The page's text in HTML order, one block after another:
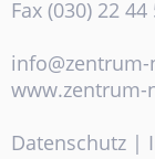
Fax (030) 22 44
Datenschutz |